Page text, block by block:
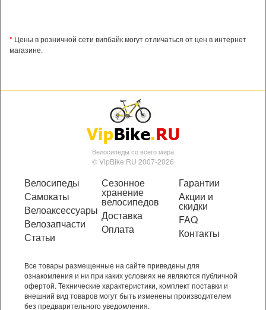
* Цены в розничной сети випбайк могут отличаться от цен в интернет
магазине.
Велосипеды со всего мира
© VipBike.RU 2007-2026
Велосипеды
Самокаты
Велоаксессуары
Велозапчасти
Статьи
Сезонное
хранение
велосипедов
Доставка
Оплата
Гарантии
Акции и
скидки
FAQ
Контакты
Все товары размещенные на сайте приведены для
ознакомления и ни при каких условиях не являются публичной
офертой. Технические характеристики, комплект поставки и
внешний вид товаров могут быть изменены производителем
без предварительного уведомления.